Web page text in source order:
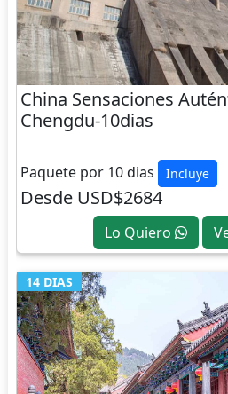
China Sensaciones
Chengdu-10dias
Paquete por 10 dias Incluye
Desde USD$2684
Lo Quiero
14 DIAS